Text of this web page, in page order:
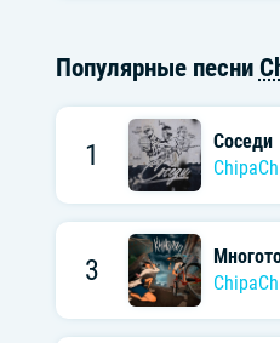
Популярные песни
1
Соседи
3